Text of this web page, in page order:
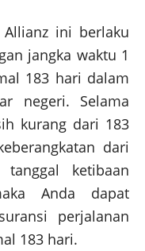
Allianz ini berlaku
jangka waktu 1
183 hari dalam
negeri. Selama
kurang dari 183
dari
ketibaan
Anda dapat
perjalanan
183 hari.